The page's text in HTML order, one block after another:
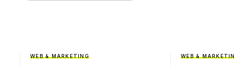
WEB & MARKETING WEB &